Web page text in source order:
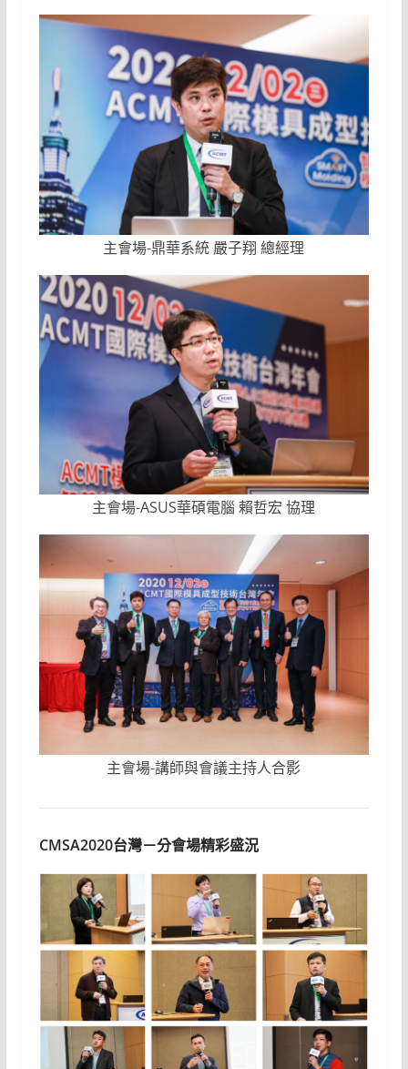
主會場-鼎華系統 嚴子翔 總經理
主會場-ASUS華碩電腦 賴哲宏 協理
主會場-講師與會議主持人合影
CMSA2020台灣－分會場精彩盛況